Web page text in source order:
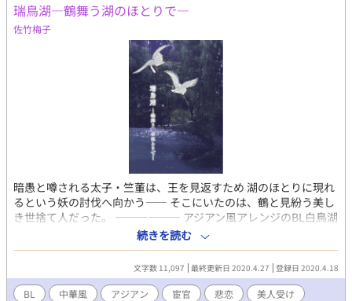
ーマとしたBLの短編連作です。 表紙は朝子師範(‪@ayumiasako1 ‬)
に書いて頂きました！！ありがとうございます！！ 挿絵をSF様
（@SF30844166）いなぐま様（@iru_tachibana）に描いて頂き
ました！！ ありがとうございます！！ Twitterのアンソロジー企
画、#2020男子後宮BLに参加しております。
瑞鳥湖―鶴舞う湖のほとりで―
佐竹梅子
暗愚と噂される太子・竺董は、王を見返すため 湖のほとりに現れ
るという妖の討伐へ向かう―― そこにいたのは、鶴と見紛う美し
き世捨て人だった。 ―――――― アジアン風アレンジのBL白鳥湖
ですが、モチーフにできているのは 大枠の 王子一人に対して美
人二人 のみです。 宦官受け。原作とはまた違うバッドエンド
（悲恋）。などご注意ください。 太子・竺董《ジクトウ》→ジー
クフリート 宦官・鶴皙《カクセキ》→オデット 宦官・鶴黛《カク
タイ》→オディール 瑞鳥とは鶴のことです。
続きを読む
文字数 11,097 最終更新日 2020.4.27 登録日 2020.4.18
BL 中華風 アジアン 宦官 悲恋 美人受け